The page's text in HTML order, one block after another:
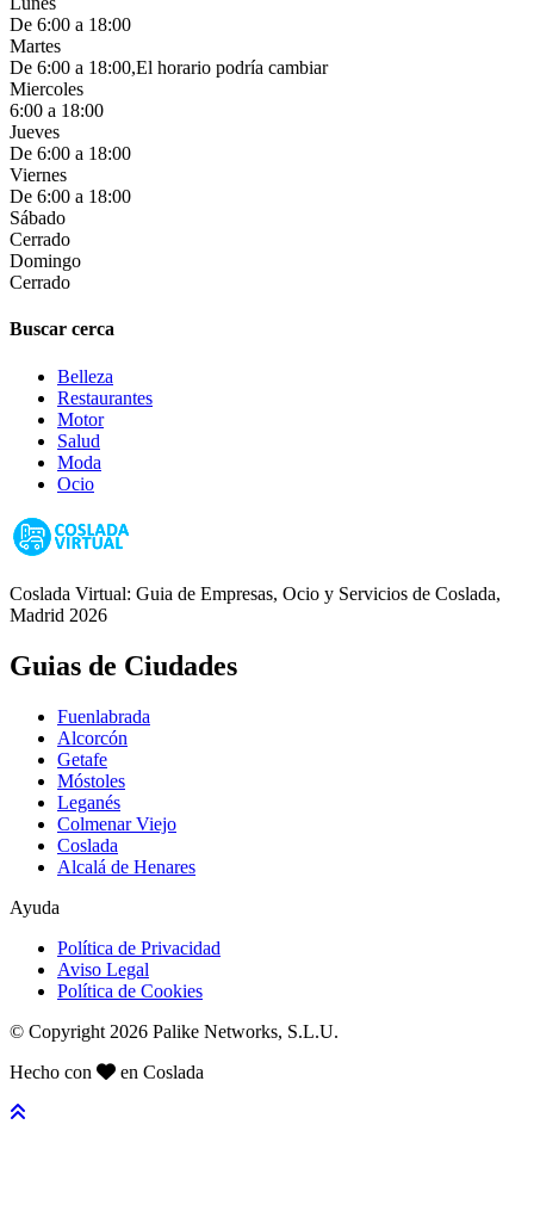
De 6:00 a 18:00
Martes
De 6:00 a 18:00,El horario podría cambiar
Miercoles
6:00 a 18:00
Jueves
De 6:00 a 18:00
Viernes
De 6:00 a 18:00
Sábado
Cerrado
Domingo
Cerrado
Buscar cerca
Belleza
Restaurantes
Motor
Salud
Moda
Ocio
Coslada Virtual: Guia de Empresas, Ocio y Servicios de Coslada,
Madrid 2026
Guias de Ciudades
Fuenlabrada
Alcorcón
Getafe
Móstoles
Leganés
Colmenar Viejo
Coslada
Alcalá de Henares
Ayuda
Política de Privacidad
Aviso Legal
Política de Cookies
© Copyright 2026 Palike Networks, S.L.U.
Hecho con
en Coslada